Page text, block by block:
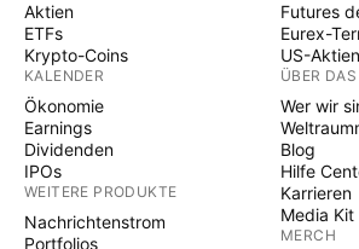
Aktien
ETFs
Krypto-Coins
KALENDER
Ökonomie
Earnings
Dividenden
IPOs
WEITERE PRODUKTE
Nachrichtenstrom
Portfolios
Futures
Eurex-
US-
ÜBER
Wer wir
Blog
Hilfe
Karrieren
Media Kit
MERCH